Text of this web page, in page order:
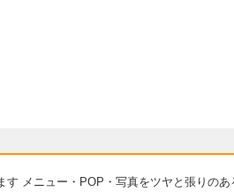
す メニュー・POP・写真をツヤと張りのあ